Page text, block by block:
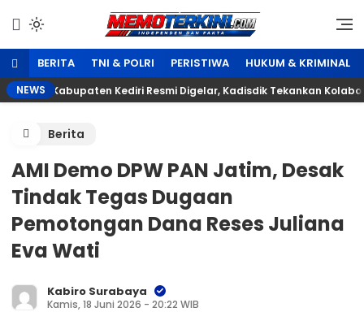
konten
Memoterkini.com
Independen dan Fakta
BERITA TNI & POLRI PERISTIWA HUKUM & KRIMINAL
NEWSKabupaten Kediri Resmi Digelar, Kadisdik Tekankan
Berita
AMI Demo DPW PAN Jatim, Desak
Tindak Tegas Dugaan
Pemotongan Dana Reses Juliana
Eva Wati
Kabiro Surabaya
Kamis, 18 Juni 2026 - 20:22 WIB